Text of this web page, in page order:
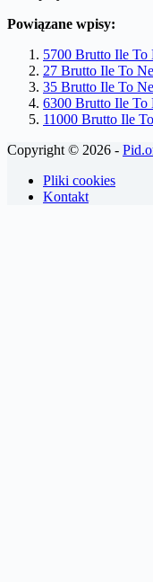
Powiązane wpisy:
5700 Brutto Ile To
27 Brutto Ile To
35 Brutto Ile To
6300 Brutto Ile To
11000 Brutto Ile
Copyright © 2026 -
Pliki cookies
Kontakt